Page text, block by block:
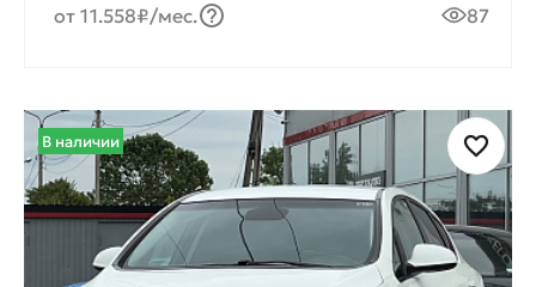
от 11.558₽/мес. 87
В наличии